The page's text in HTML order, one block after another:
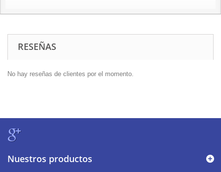
RESEÑAS
No hay reseñas de clientes por el momento.
Nuestros productos